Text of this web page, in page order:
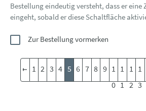
Bestellung eindeutig versteht, dass er
eingeht, sobald er diese Schaltfläche
Zur Bestellung vormerken
1 2 3 4 5 6 7 8 9 1
0
1
1
1
2
1
3